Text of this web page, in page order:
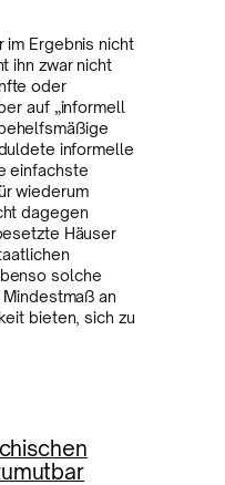
im Ergebnis nicht
ihn zwar nicht
oder
auf „informell
informelle
einfachste
wiederum
dagegen
Häuser
solche
an
bieten, sich zu